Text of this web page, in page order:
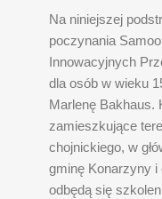
Na niniejszej
poczynania
Innowacyjnych
dla osób w wieku
Marlenę Bakhaus.
zamieszkujące
chojnickiego, w
gminę Konarzyny i
odbędą się